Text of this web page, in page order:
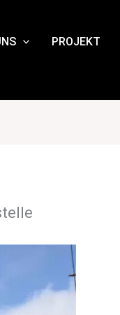
PROJEKT